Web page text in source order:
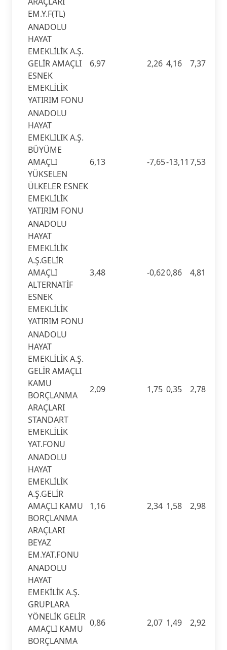
EM.Y.F(TL)
ANADOLU
HAYAT
EMEKLİLİK A.Ş.
GELİR AMAÇLI
ESNEK
EMEKLİLİK
YATIRIM FONU
6,97 2,26 4,16 7,37
ANADOLU
HAYAT
EMEKLILIK A.Ş.
BÜYÜME
AMAÇLI
YÜKSELEN
ÜLKELER ESNEK
EMEKLİLİK
YATIRIM FONU
6,13 -7,65-13,11 7,53
ANADOLU
HAYAT
EMEKLİLİK
A.Ş.GELİR
AMAÇLI
ALTERNATİF
ESNEK
EMEKLİLİK
YATIRIM FONU
3,48 -0,620,86 4,81
ANADOLU
HAYAT
EMEKLİLİK A.Ş.
GELİR AMAÇLI
KAMU
BORÇLANMA
ARAÇLARI
STANDART
EMEKLİLİK
YAT.FONU
2,09 1,75 0,35 2,78
ANADOLU
HAYAT
EMEKLİLİK
A.Ş.GELİR
AMAÇLI KAMU
BORÇLANMA
ARAÇLARI
BEYAZ
EM.YAT.FONU
1,16 2,34 1,58 2,98
ANADOLU
HAYAT
EMEKİLİK A.Ş.
GRUPLARA
YÖNELİK GELİR
AMAÇLI KAMU
BORÇLANMA
0,86 2,07 1,49 2,92